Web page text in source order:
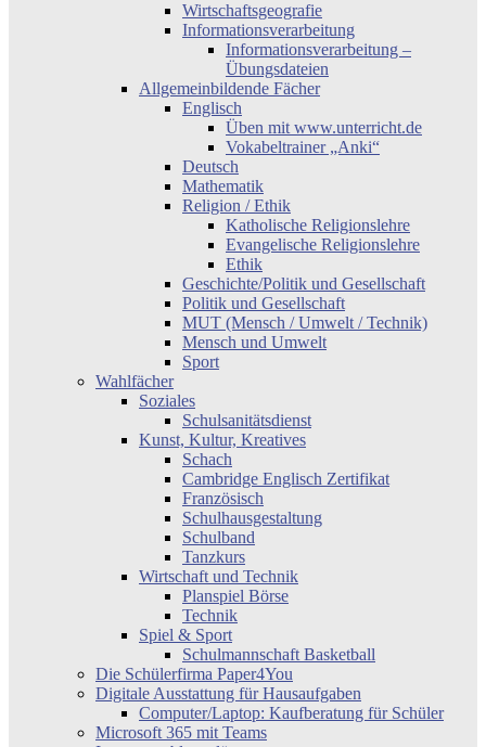
Wirtschaftsgeografie
Informationsverarbeitung
Informationsverarbeitung –
Übungsdateien
Allgemeinbildende Fächer
Englisch
Üben mit www.unterricht.de
Vokabeltrainer „Anki“
Deutsch
Mathematik
Religion / Ethik
Katholische Religionslehre
Evangelische Religionslehre
Ethik
Geschichte/Politik und Gesellschaft
Politik und Gesellschaft
MUT (Mensch / Umwelt / Technik)
Mensch und Umwelt
Sport
Wahlfächer
Soziales
Schulsanitätsdienst
Kunst, Kultur, Kreatives
Schach
Cambridge Englisch Zertifikat
Französisch
Schulhausgestaltung
Schulband
Tanzkurs
Wirtschaft und Technik
Planspiel Börse
Technik
Spiel & Sport
Schulmannschaft Basketball
Die Schülerfirma Paper4You
Digitale Ausstattung für Hausaufgaben
Computer/Laptop: Kaufberatung für Schüler
Microsoft 365 mit Teams